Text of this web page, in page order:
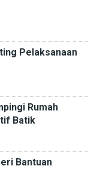
Pelaksanaan
Rumah
Batik
Bantuan